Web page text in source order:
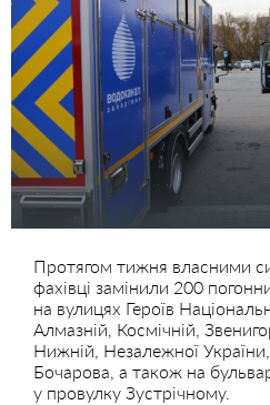
Протягом тижня власними
фахівці замінили 200
на вулицях Героїв
Алмазній, Космічній,
Нижній, Незалежної
Бочарова, а також на
у провулку Зустрічному.